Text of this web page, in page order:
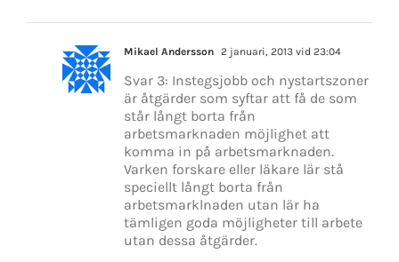
Mikael Andersson 2 januari, 2013 vid 23:04
Svar 3: Instegsjobb och nystartszoner
är åtgärder som syftar att få de som
står långt borta från
arbetsmarknaden möjlighet att
komma in på arbetsmarknaden.
Varken forskare eller läkare lär stå
speciellt långt borta från
arbetsmarklnaden utan lär ha
tämligen goda möjligheter till arbete
utan dessa åtgärder.